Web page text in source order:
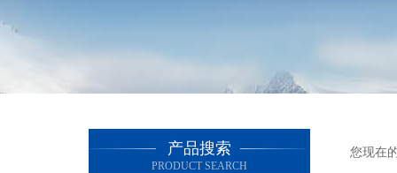
产品搜索
PRODUCT SEARCH
您现在